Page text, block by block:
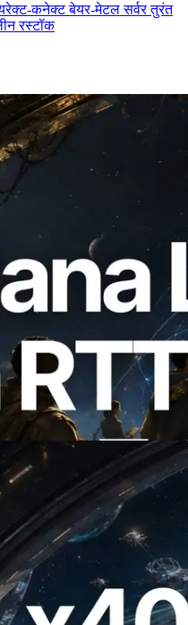
कनेक्ट बेयर-मेटल सर्वर तुरंत
रस्टॉक
Slot API अब 7
है — Validators